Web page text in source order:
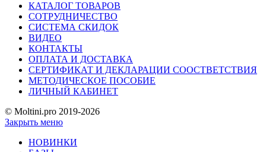
КАТАЛОГ ТОВАРОВ
СОТРУДНИЧЕСТВО
СИСТЕМА СКИДОК
ВИДЕО
КОНТАКТЫ
ОПЛАТА И ДОСТАВКА
СЕРТИФИКАТ И ДЕКЛАРАЦИИ СООСТВЕТСТВИЯ
МЕТОДИЧЕСКОЕ ПОСОБИЕ
ЛИЧНЫЙ КАБИНЕТ
© Moltini.pro 2019-2026
Закрыть меню
НОВИНКИ